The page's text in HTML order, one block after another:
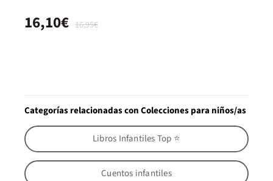
16,95€
16,10€
Categorías relacionadas con Colecciones para niños/as
Libros Infantiles Top ⭐
Cuentos infantiles